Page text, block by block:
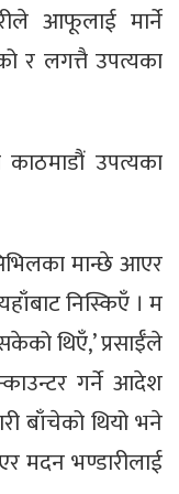
आफूलाई मार्ने
र लगत्तै उपत्यका
उपत्यका
मान्छे आएर
निस्किएँ । म
थिएँ,’ प्रसाईँले
गर्ने आदेश
बाँचेको थियो भने
मदन भण्डारीलाई